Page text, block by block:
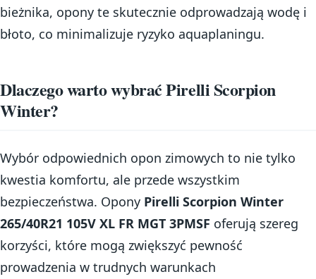
bieżnika, opony te skutecznie odprowadzają wodę i
błoto, co minimalizuje ryzyko aquaplaningu.
Dlaczego warto wybrać Pirelli Scorpion
Winter?
Wybór odpowiednich opon zimowych to nie tylko
kwestia komfortu, ale przede wszystkim
bezpieczeństwa. Opony Pirelli Scorpion Winter
265/40R21 105V XL FR MGT 3PMSF oferują szereg
korzyści, które mogą zwiększyć pewność
prowadzenia w trudnych warunkach